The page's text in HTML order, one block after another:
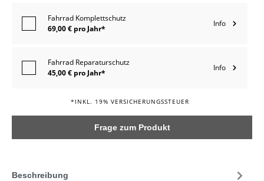
Fahrrad Komplettschutz
69,00 € pro Jahr*
Info
Fahrrad Reparaturschutz
45,00 € pro Jahr*
Info
*INKL. 19% VERSICHERUNGSSTEUER
Frage zum Produkt
Beschreibung